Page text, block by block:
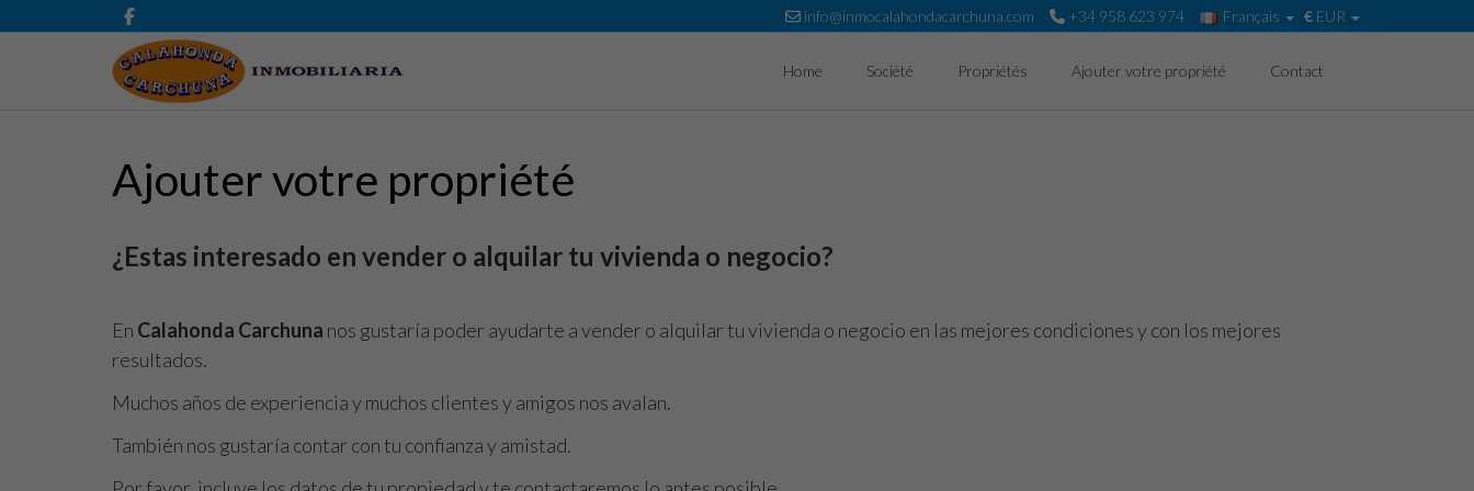
info@inmocalahondacarchuna.com +34 958 623 974 Français € EUR
Home Société Propriétés Ajouter votre propriété Contact
Ajouter votre propriété
¿Estas interesado en vender o alquilar tu vivienda o negocio?
En Calahonda Carchuna nos gustaría poder ayudarte a vender o alquilar tu vivienda o negocio en las mejores condiciones y con los mejores
resultados.
Muchos años de experiencia y muchos clientes y amigos nos avalan.
También nos gustaría contar con tu confianza y amistad.